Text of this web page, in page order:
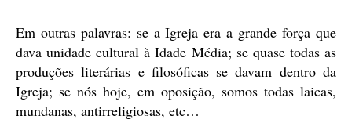
Em outras palavras: se a Igreja era a grande força que
dava unidade cultural à Idade Média; se quase todas as
produções literárias e filosóficas se davam dentro da
Igreja; se nós hoje, em oposição, somos todas laicas,
mundanas, antirreligiosas, etc…